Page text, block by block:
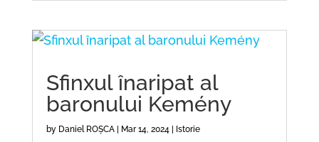
Sfinxul înaripat al
baronului Kemény
by Daniel ROȘCA| Mar 14, 2024 | Istorie